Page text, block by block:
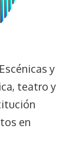
y
teatro y
en